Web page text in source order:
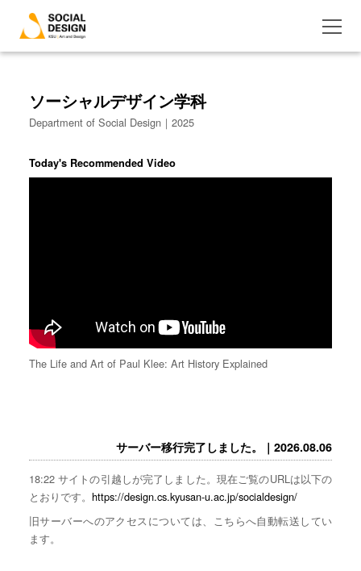
ソーシャルデザイン学科
Department of Social Design｜2025
Today's Recommended Video
The Life and Art of Paul Klee: Art History Explained
サーバー移行完了しました。｜2026.08.06
18:22 サイトの引越しが完了しました。現在ご覧のURLは以下の
とおりです。 https://design.cs.kyusan-u.ac.jp/socialdesign/
旧サーバーへのアクセスについては、こちらへ自動転送してい
ます。